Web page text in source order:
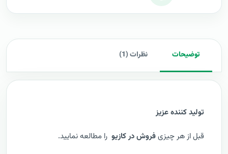
توضیحات نظرات (1)
توليد کننده عزيز
قبل از هر چیزیفروش در کازیو را مطالعه نمایید.